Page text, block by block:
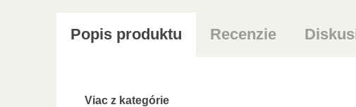
Popis produktu Recenzie
Viac z kategórie